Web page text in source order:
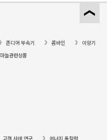
존디어 부속기 콤바인
이앙기
마늘관련상품
고객 사례 연구
에너지 통찰력